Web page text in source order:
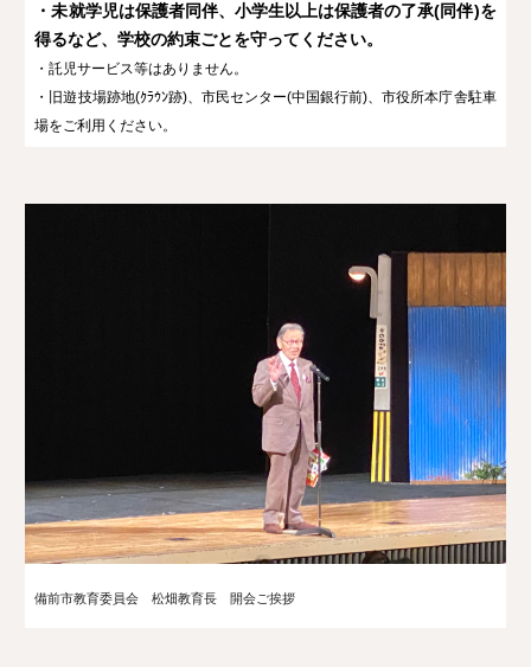
・未就学児は保護者同伴、小学生以上は保護者の了承(同伴)を
得るなど、学校の約束ごとを守ってください。
・託児サービス等はありません。
・旧遊技場跡地(ｸﾗｳﾝ跡)、市民センター(中国銀行前)、市役所本庁舎駐車
場をご利用ください。
備前市教育委員会 松畑教育長 開会ご挨拶